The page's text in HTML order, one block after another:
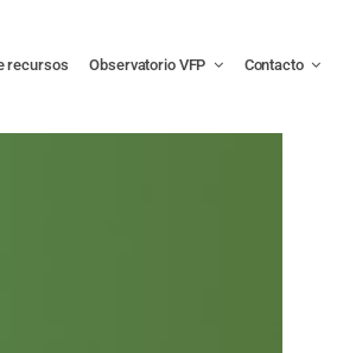
recursos Observatorio VFP Contacto